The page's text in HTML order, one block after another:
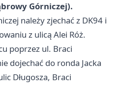
Górniczej).
należy zjechać z DK94 i
z ulicą Alei Róż.
poprzez ul. Braci
dojechać do ronda Jacka
Długosza, Braci